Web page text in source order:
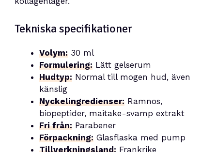
Tekniska specifikationer
Volym: 30 ml
Formulering: Lätt gelserum
Hudtyp: Normal till mogen hud, även
känslig
Nyckelingredienser: Ramnos,
biopeptider, maitake-svamp extrakt
Fri från: Parabener
Förpackning: Glasflaska med pump
Tillverkningsland: Frankrike